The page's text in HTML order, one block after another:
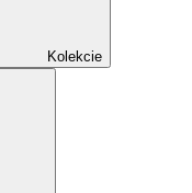
Kolekcie